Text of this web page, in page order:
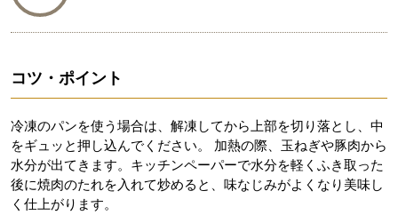
コツ・ポイント
冷凍のパンを使う場合は、解凍してから上部を切り落とし、中
をギュッと押し込んでください。 加熱の際、玉ねぎや豚肉から
水分が出てきます。キッチンペーパーで水分を軽くふき取った
後に焼肉のたれを入れて炒めると、味なじみがよくなり美味し
く仕上がります。